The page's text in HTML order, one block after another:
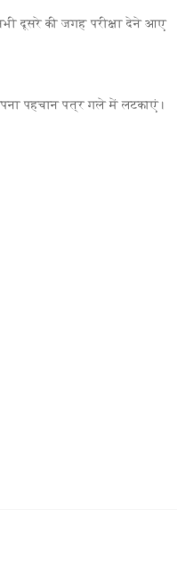
सभी दूसरे की जगह परीक्षा देने आए
पहचान पत्र गले में लटकाएं।